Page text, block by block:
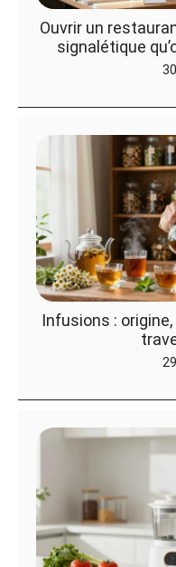
Ouvrir un
signalétique
Infusions :